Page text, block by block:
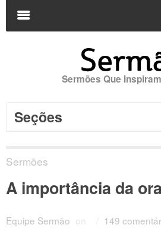
m
Sermões Que
Seções
Sermões
A importância da
Equipe Sermão on 149